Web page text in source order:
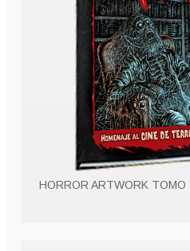
HORROR ARTWORK TOMO